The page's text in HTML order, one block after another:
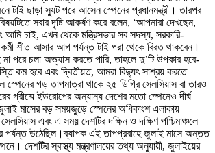
টাই ছাড়া স্যুট পরে আসেন স্পেনের প্রধানমন্ত্রী। তারপর
সবার দৃষ্টি আকর্ষণ করে বলেন, ‘আপনারা দেখছেন,
চাই, এখন থেকে মন্ত্রিসভার সব সদস্য, সরকারি-
কর্মী শীত আসার আগ পর্যন্ত টাই পরা থেকে বিরত থাকবেন।
না পরে চলা অভ্যাস করতে পারি, তাহলে দু’টি উপকার হবে-
কম হবে এবং দ্বিতীয়ত, আমরা বিদ্যুৎ সাশ্রয় করতে
স্পেনের গড় তাপমাত্রা থাকে ২৫ ডিগ্রি সেলসিয়াস বা তারও
গ্রীষ্মে ইউরোপের অন্যান্য দেশের মতো স্পেনেও দীর্ঘ
মাসের বড় সময়জুড়ে স্পেনের অধিকাংশ এলাকায়
এবং এ সময় দেশটির দক্ষিন ও দক্ষিণ পশ্চিমাঞ্চলে
পর্যন্ত উঠেছিল।ব্যাপক এই তাপপ্রবাহে জুলাই মাসে অন্তত
দেশটির স্বাস্থ্য মন্ত্রণালয়ের তথ্য অনুযায়ী, জুলাইয়ের